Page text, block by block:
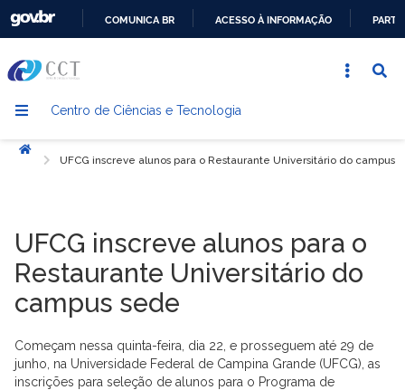
CONTEÚDO
COMUNICA BR ACESSO À INFORMAÇÃO
Centro de Ciências e Tecnologia
Início
UFCG inscreve alunos para o Restaurante Universitário do campus
UFCG inscreve alunos para o
Restaurante Universitário do
campus sede
Começam nessa quinta-feira, dia 22, e prosseguem até 29 de
junho, na Universidade Federal de Campina Grande (UFCG), as
inscrições para seleção de alunos para o Programa de